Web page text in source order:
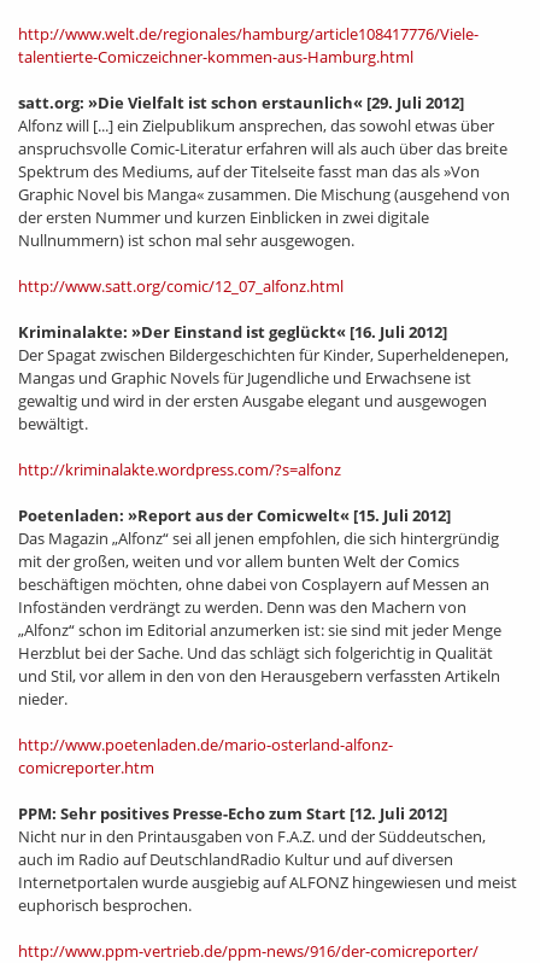
http://www.welt.de/regionales/hamburg/article108417776/Viele-
talentierte-Comiczeichner-kommen-aus-Hamburg.html
satt.org: »Die Vielfalt ist schon erstaunlich« [29. Juli 2012]
Alfonz will [...] ein Zielpublikum ansprechen, das sowohl etwas über
anspruchsvolle Comic-Literatur erfahren will als auch über das breite
Spektrum des Mediums, auf der Titelseite fasst man das als »Von
Graphic Novel bis Manga« zusammen. Die Mischung (ausgehend von
der ersten Nummer und kurzen Einblicken in zwei digitale
Nullnummern) ist schon mal sehr ausgewogen.
http://www.satt.org/comic/12_07_alfonz.html
Kriminalakte: »Der Einstand ist geglückt« [16. Juli 2012]
Der Spagat zwischen Bildergeschichten für Kinder, Superheldenepen,
Mangas und Graphic Novels für Jugendliche und Erwachsene ist
gewaltig und wird in der ersten Ausgabe elegant und ausgewogen
bewältigt.
http://kriminalakte.wordpress.com/?s=alfonz
Poetenladen: »Report aus der Comicwelt« [15. Juli 2012]
Das Magazin „Alfonz“ sei all jenen empfohlen, die sich hintergründig
mit der großen, weiten und vor allem bunten Welt der Comics
beschäftigen möchten, ohne dabei von Cosplayern auf Messen an
Infoständen verdrängt zu werden. Denn was den Machern von
„Alfonz“ schon im Editorial anzumerken ist: sie sind mit jeder Menge
Herzblut bei der Sache. Und das schlägt sich folgerichtig in Qualität
und Stil, vor allem in den von den Herausgebern verfassten Artikeln
nieder.
http://www.poetenladen.de/mario-osterland-alfonz-
comicreporter.htm
PPM: Sehr positives Presse-Echo zum Start [12. Juli 2012]
Nicht nur in den Printausgaben von F.A.Z. und der Süddeutschen,
auch im Radio auf DeutschlandRadio Kultur und auf diversen
Internetportalen wurde ausgiebig auf ALFONZ hingewiesen und meist
euphorisch besprochen.
http://www.ppm-vertrieb.de/ppm-news/916/der-comicreporter/